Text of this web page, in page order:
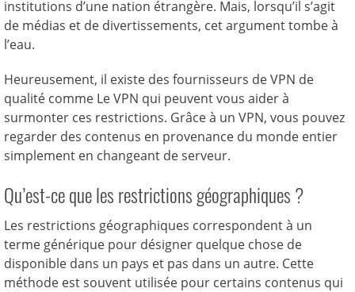
institutions d’une nation étrangère. Mais, lorsqu’il s’agit
de médias et de divertissements, cet argument tombe à
l’eau.
Heureusement, il existe des fournisseurs de VPN de
qualité comme Le VPN qui peuvent vous aider à
surmonter ces restrictions. Grâce à un VPN, vous pouvez
regarder des contenus en provenance du monde entier
simplement en changeant de serveur.
Qu’est-ce que les restrictions géographiques ?
Les restrictions géographiques correspondent à un
terme générique pour désigner quelque chose de
disponible dans un pays et pas dans un autre. Cette
méthode est souvent utilisée pour certains contenus qui